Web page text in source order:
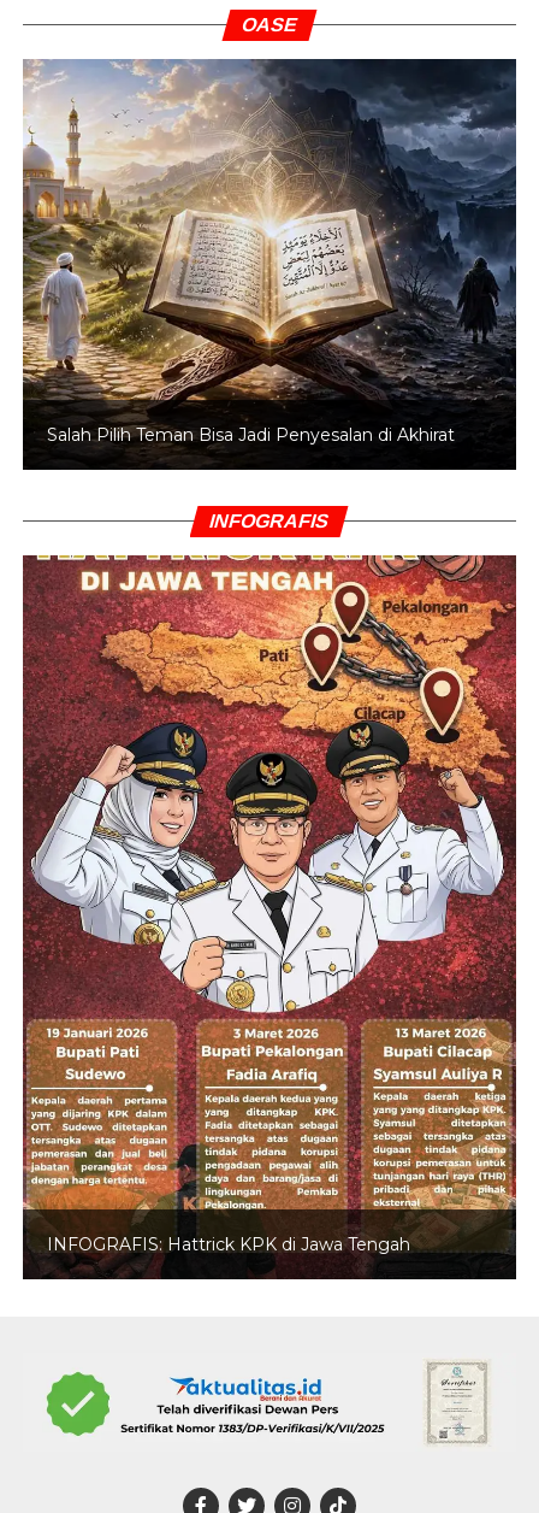
OASE
Salah Pilih Teman Bisa Jadi Penyesalan di Akhirat
INFOGRAFIS
INFOGRAFIS: Hattrick KPK di Jawa Tengah